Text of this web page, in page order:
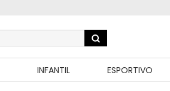
INFANTIL ESPORTIVO